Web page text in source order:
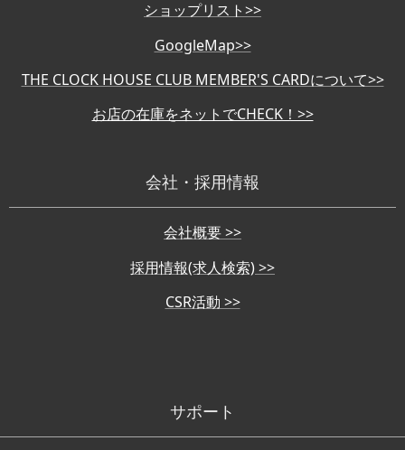
ショップリスト>>
GoogleMap>>
THE CLOCK HOUSE CLUB MEMBER'S CARDについて>>
お店の在庫をネットでCHECK！>>
会社・採用情報
会社概要 >>
採用情報(求人検索) >>
CSR活動 >>
サポート